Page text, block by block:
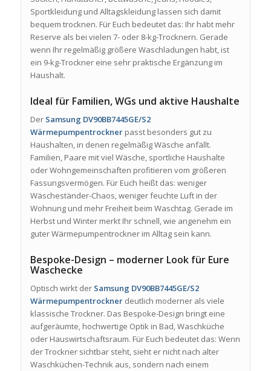
Sportkleidung und Alltagskleidung lassen sich damit
bequem trocknen. Für Euch bedeutet das: Ihr habt mehr
Reserve als bei vielen 7- oder 8-kg-Trocknern. Gerade
wenn Ihr regelmäßig größere Waschladungen habt, ist
ein 9-kg-Trockner eine sehr praktische Ergänzung im
Haushalt.
Ideal für Familien, WGs und aktive Haushalte
Der Samsung DV90BB7445GE/S2
Wärmepumpentrocknerpasst besonders gut zu
Haushalten, in denen regelmäßig Wäsche anfällt.
Familien, Paare mit viel Wäsche, sportliche Haushalte
oder Wohngemeinschaften profitieren vom größeren
Fassungsvermögen. Für Euch heißt das: weniger
Wäscheständer-Chaos, weniger feuchte Luft in der
Wohnung und mehr Freiheit beim Waschtag. Gerade im
Herbst und Winter merkt Ihr schnell, wie angenehm ein
guter Wärmepumpentrockner im Alltag sein kann.
Bespoke-Design – moderner Look für Eure
Waschecke
Optisch wirkt der Samsung DV90BB7445GE/S2
Wärmepumpentrocknerdeutlich moderner als viele
klassische Trockner. Das Bespoke-Design bringt eine
aufgeräumte, hochwertige Optik in Bad, Waschküche
oder Hauswirtschaftsraum. Für Euch bedeutet das: Wenn
der Trockner sichtbar steht, sieht er nicht nach alter
Waschküchen-Technik aus, sondern nach einem